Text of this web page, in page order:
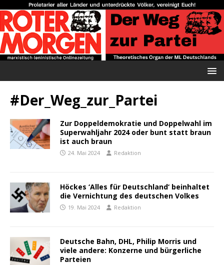
#Der_Weg_zur_Partei
Zur Doppeldemokratie und Doppelwahl im
Superwahljahr 2024 oder bunt statt braun
ist auch braun
24. Mai 2024 Redaktion
Höckes ‘Alles für Deutschland‘ beinhaltet
die Vernichtung des deutschen Volkes
19. Mai 2024 Redaktion
Deutsche Bahn, DHL, Philip Morris und
viele andere: Konzerne und bürgerliche
Parteien